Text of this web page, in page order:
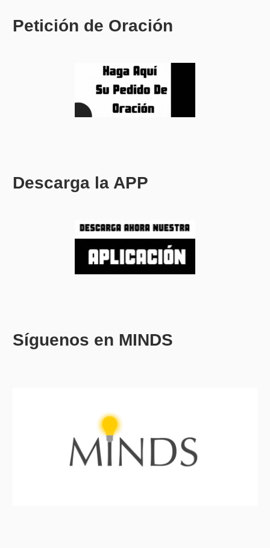
Petición de Oración
Descarga la APP
Síguenos en MINDS